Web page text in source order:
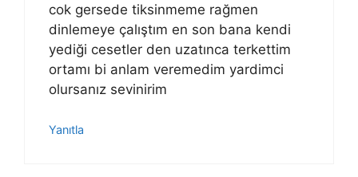
cok gersede tiksinmeme rağmen
dinlemeye çalıştım en son bana kendi
yediği cesetler den uzatınca terkettim
ortamı bi anlam veremedim yardimci
olursanız sevinirim
Yanıtla